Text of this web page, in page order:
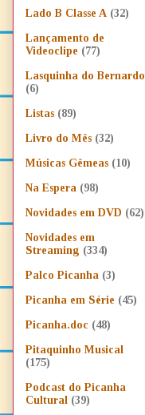
Lado B Classe A (32)
Lançamento de
Videoclipe (77)
Lasquinha do Bernardo
(6)
Listas (89)
Livro do Mês (32)
Músicas Gêmeas (10)
Na Espera (98)
Novidades em DVD (62)
Novidades em
Streaming (334)
Palco Picanha (3)
Picanha em Série (45)
Picanha.doc (48)
Pitaquinho Musical
(175)
Podcast do Picanha
Cultural (39)